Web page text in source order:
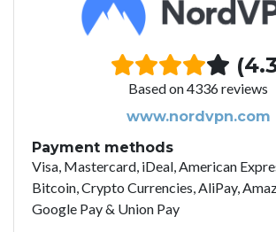
Based on 4336 reviews
www.nordvpn.com
Payment methods
Visa, Mastercard, iDeal, American
Bitcoin, Crypto Currencies, AliPay,
Google Pay & Union Pay